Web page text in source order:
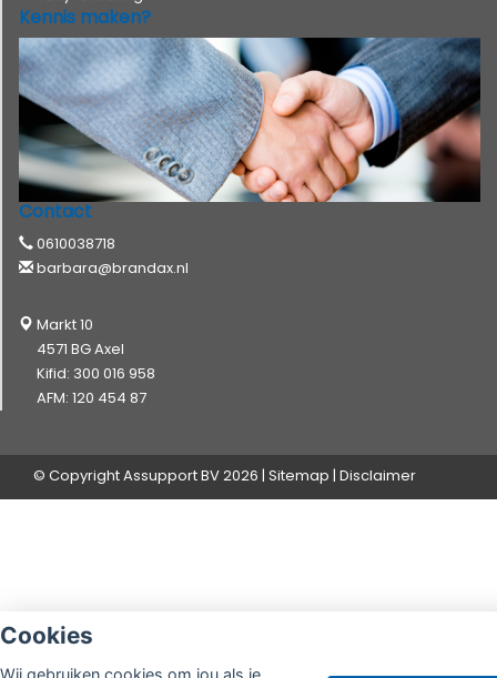
Cookies
Wij gebruiken cookies om jou als je
Kennis maken?
Contact
0610038718
barbara@brandax.nl
Markt 10
4571 BG Axel
Kifid: 300 016 958
AFM: 120 454 87
© CopyrightAssupport BV2026 | Sitemap | Disclaimer